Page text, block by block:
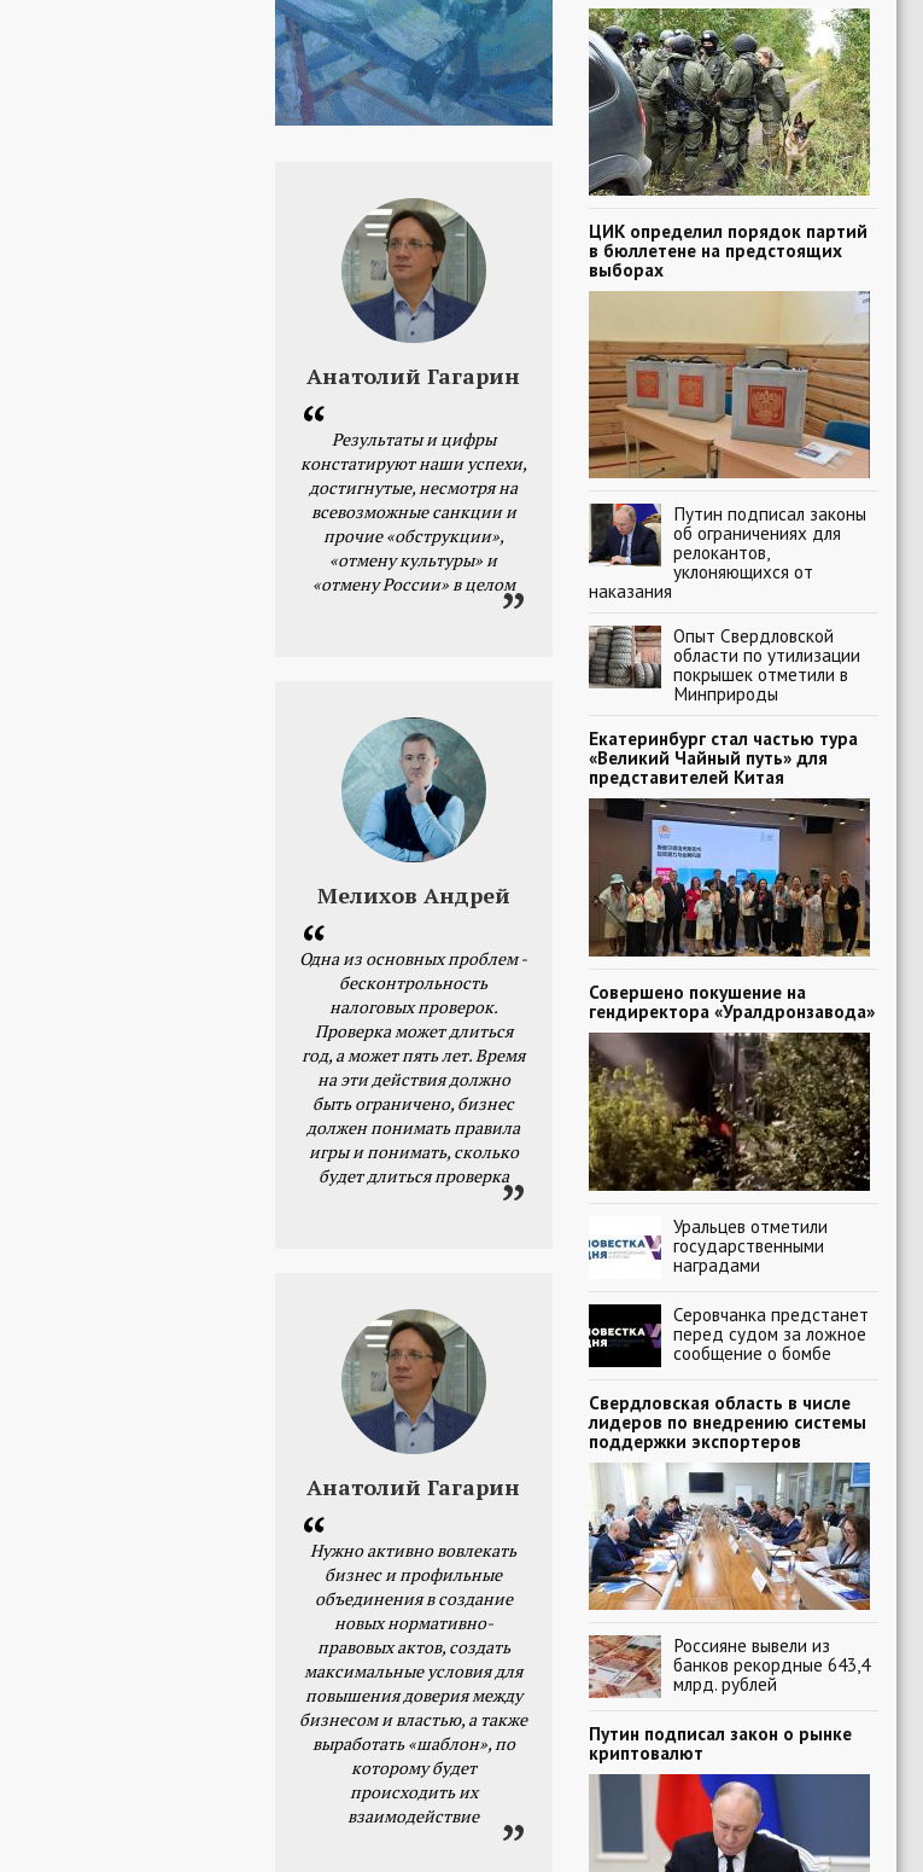
Анатолий Гагарин
Результаты и цифры
констатируют наши успехи,
достигнутые, несмотря на
всевозможные санкции и
прочие «обструкции»,
«отмену культуры» и
«отмену России» в целом
Мелихов Андрей
Одна из основных проблем -
бесконтрольность
налоговых проверок.
Проверка может длиться
год, а может пять лет. Время
на эти действия должно
быть ограничено, бизнес
должен понимать правила
игры и понимать, сколько
будет длиться проверка
Анатолий Гагарин
Нужно активно вовлекать
бизнес и профильные
объединения в создание
новых нормативно-
правовых актов, создать
максимальные условия для
повышения доверия между
бизнесом и властью, а также
выработать «шаблон», по
которому будет
происходить их
взаимодействие
ЦИК определил порядок партий
в бюллетене на предстоящих
выборах
Путин подписал законы
об ограничениях для
релокантов,
уклоняющихся от
наказания
Опыт Свердловской
области по утилизации
покрышек отметили в
Минприроды
Екатеринбург стал частью тура
«Великий Чайный путь» для
представителей Китая
Совершено покушение на
гендиректора «Уралдронзавода»
Уральцев отметили
государственными
наградами
Серовчанка предстанет
перед судом за ложное
сообщение о бомбе
Свердловская область в числе
лидеров по внедрению системы
поддержки экспортеров
Россияне вывели из
банков рекордные 643,4
млрд. рублей
Путин подписал закон о рынке
криптовалют